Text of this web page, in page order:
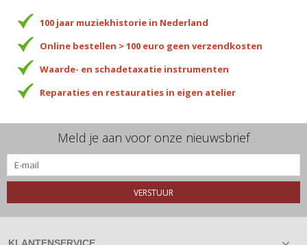
100 jaar muziekhistorie in Nederland
Online bestellen > 100 euro geen verzendkosten
Waarde- en schadetaxatie instrumenten
Reparaties en restauraties in eigen atelier
Meld je aan voor onze nieuwsbrief
VERSTUUR
KLANTENSERVICE